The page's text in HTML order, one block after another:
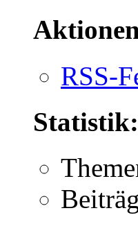
RSS-
Statistik: